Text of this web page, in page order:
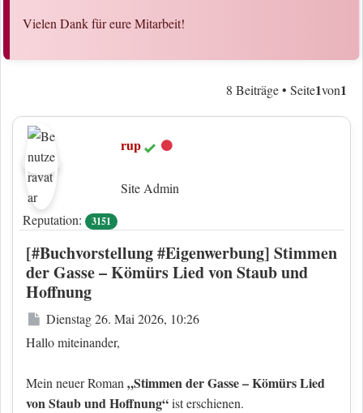
Vielen Dank für eure Mitarbeit!
8 Beiträge • Seite1von1
rup Offline
Site Admin
Reputation:
3151
[#Buchvorstellung #Eigenwerbung] Stimmen
der Gasse – Kömürs Lied von Staub und
Hoffnung
Beitrag
Dienstag 26. Mai 2026, 10:26
Hallo miteinander,
Mein neuer Roman „Stimmen der Gasse – Kömürs Lied
von Staub und Hoffnung“ist erschienen.